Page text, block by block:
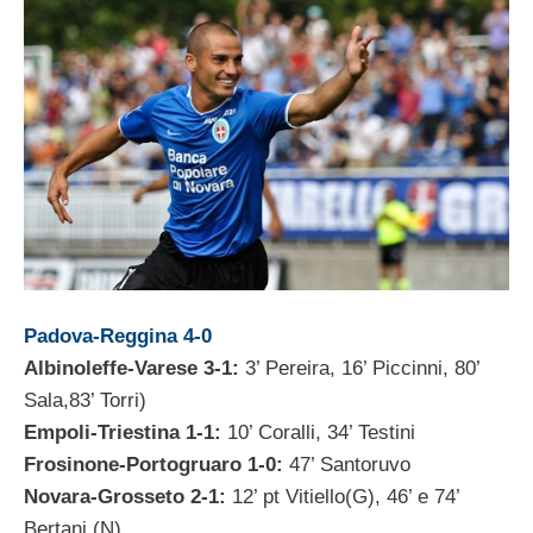
Padova-Reggina 4-0
Albinoleffe-Varese 3-1: 3’ Pereira, 16’ Piccinni, 80’
Sala,83’ Torri)
Empoli-Triestina 1-1: 10’ Coralli, 34’ Testini
Frosinone-Portogruaro 1-0: 47’ Santoruvo
Novara-Grosseto 2-1: 12’ pt Vitiello(G), 46’ e 74’